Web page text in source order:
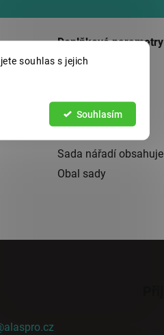
souhlas s jejich
Souhlasím
Doplňkové parametry
EAN
Sada nářadí obsahuje
Obal sady
alaspro.cz